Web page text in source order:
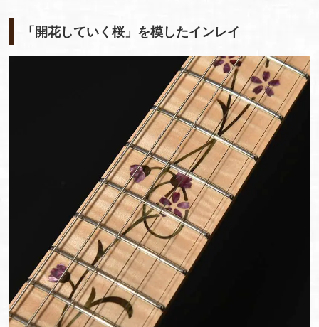
「開花していく桜」を模したインレイ